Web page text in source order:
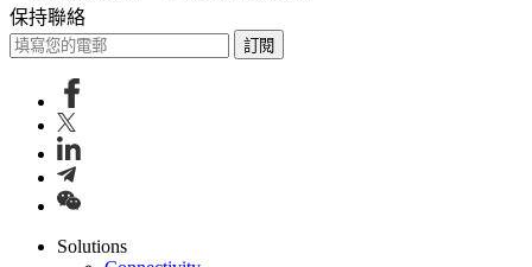
保持聯絡
訂閱
Solutions